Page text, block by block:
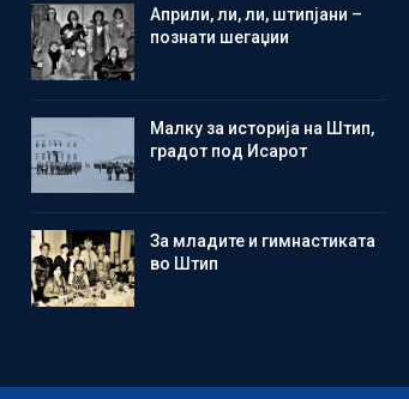
Aприли, ли, ли, штипјани –
познати шегаџии
Малку за историја на Штип,
градот под Исарот
Зa младите и гимнастиката
во Штип